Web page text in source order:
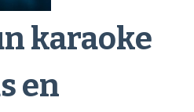
karaoke
en